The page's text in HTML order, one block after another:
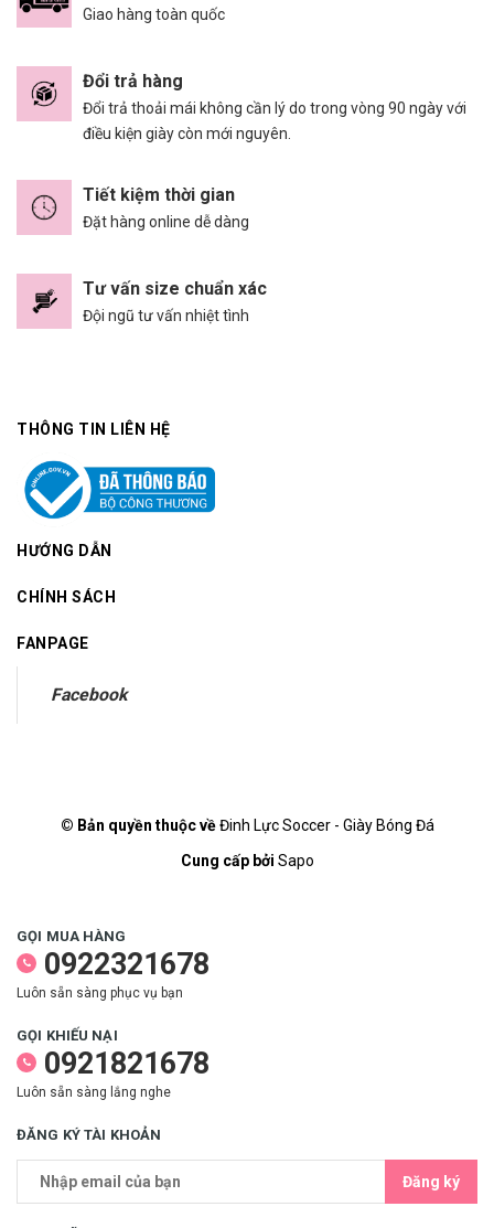
Giao hàng toàn quốc
Đổi trả hàng
Đổi trả thoải mái không cần lý do trong vòng 90 ngày với
điều kiện giày còn mới nguyên.
Tiết kiệm thời gian
Đặt hàng online dễ dàng
Tư vấn size chuẩn xác
Đội ngũ tư vấn nhiệt tình
THÔNG TIN LIÊN HỆ
HƯỚNG DẪN
CHÍNH SÁCH
FANPAGE
Facebook
© Bản quyền thuộc vềĐinh Lực Soccer - Giày Bóng Đá
Cung cấp bởi Sapo
GỌI MUA HÀNG
0922321678
Luôn sẵn sàng phục vụ bạn
GỌI KHIẾU NẠI
0921821678
Luôn sẵn sàng lắng nghe
ĐĂNG KÝ TÀI KHOẢN
Đăng ký